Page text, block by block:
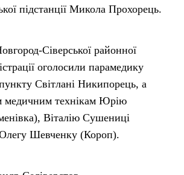
підстанції Микола Прохорець.
Сіверської районної
оголосили парамедику
Світлані Никипорець, а
медичним технікам Юрію
Віталію Сушениці
Шевченку (Короп).